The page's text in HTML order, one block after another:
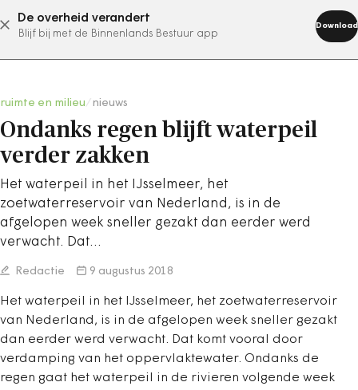
De overheid verandert
Blijf bij met de Binnenlands Bestuur app
Download
abonneer nu
ruimte en milieu nieuws
Ondanks regen blijft waterpeil
verder zakken
Het waterpeil in het IJsselmeer, het
zoetwaterreservoir van Nederland, is in de
afgelopen week sneller gezakt dan eerder werd
verwacht. Dat…
Redactie 9 augustus 2018
Het waterpeil in het IJsselmeer, het zoetwaterreservoir
van Nederland, is in de afgelopen week sneller gezakt
dan eerder werd verwacht. Dat komt vooral door
verdamping van het oppervlaktewater. Ondanks de
regen gaat het waterpeil in de rivieren volgende week